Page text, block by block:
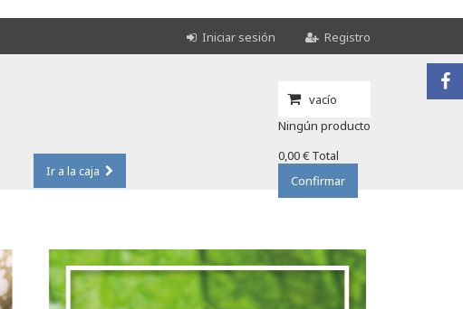
Iniciar sesión
Registro
vacío
Ningún producto
0,00 € Total
Confirmar
Ir a la caja